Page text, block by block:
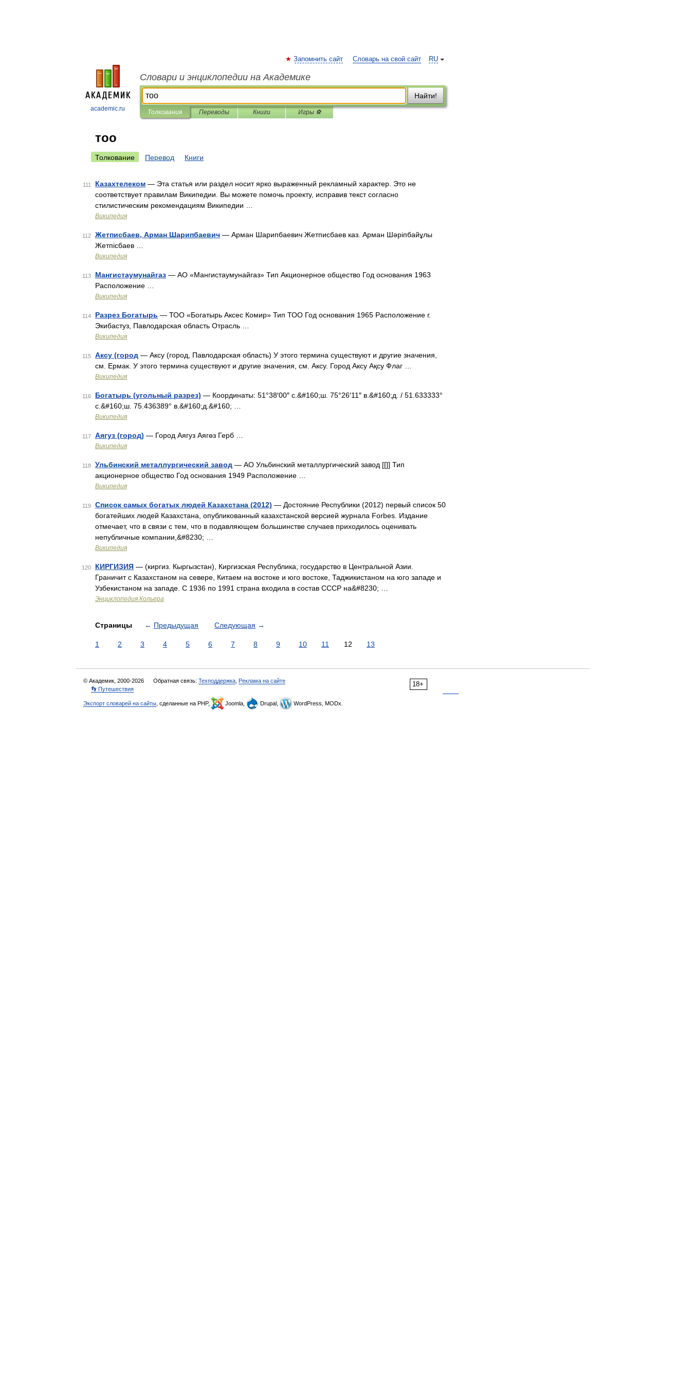
academic.ru
RU
Запомнить сайт Словарь на свой сайт
Словари и энциклопедии на Академике
Найти!
Толкования Переводы Книги Игры ⚽
тоо
Толкование Перевод Книги
111 Казахтелеком — Эта статья или раздел носит ярко выраженный рекламный характер. Это не
соответствует правилам Википедии. Вы можете помочь проекту, исправив текст согласно
стилистическим рекомендациям Википедии …
Википедия
112 Жетписбаев, Арман Шарипбаевич — Арман Шарипбаевич Жетписбаев каз. Арман Шәріпбайұлы
Жетпісбаев …
Википедия
113 Мангистаумунайгаз — АО «Мангистаумунайгаз» Тип Акционерное общество Год основания 1963
Расположение …
Википедия
114 Разрез Богатырь — ТОО «Богатырь Аксес Комир» Тип ТОО Год основания 1965 Расположение г.
Экибастуз, Павлодарская область Отрасль …
Википедия
115 Аксу (город — Аксу (город, Павлодарская область) У этого термина существуют и другие значения,
см. Ермак. У этого термина существуют и другие значения, см. Аксу. Город Аксу Ақсу Флаг …
Википедия
116 Богатырь (угольный разрез) — Координаты: 51°38′00″ с.&#160;ш. 75°26′11″ в.&#160;д. / 51.633333°
с.&#160;ш. 75.436389° в.&#160;д.&#160; …
Википедия
117 Аягуз (горoд) — Город Аягуз Аягөз Герб …
Википедия
118 Ульбинский металлургический завод — АО Ульбинский металлургический завод [[]] Тип
акционерное общество Год основания 1949 Расположение …
Википедия
119 Список самых богатых людей Казахстана (2012) — Достояние Республики (2012) первый список 50
богатейших людей Казахстана, опубликованный казахстанской версией журнала Forbes. Издание
отмечает, что в связи с тем, что в подавляющем большинстве случаев приходилось оценивать
непубличные компании,&#8230; …
Википедия
120 КИРГИЗИЯ — (киргиз. Кыргызстан), Киргизская Республика, государство в Центральной Азии.
Граничит с Казахстаном на севере, Китаем на востоке и юго востоке, Таджикистаном на юго западе и
Узбекистаном на западе. С 1936 по 1991 страна входила в состав СССР на&#8230; …
Энциклопедия Кольера
Страницы ← Предыдущая Следующая →
1 2 3 4 5 6 7 8 9 10 11 12 13
18+
© Академик, 2000-2026 Обратная связь: Техподдержка Реклама на сайте
👣 Путешествия
Экспорт словарей на сайты , сделанные на PHP, Joomla, Drupal, WordPress, MODx.